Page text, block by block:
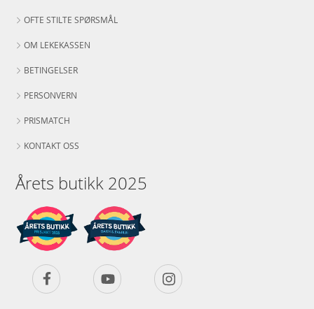
OFTE STILTE SPØRSMÅL
OM LEKEKASSEN
BETINGELSER
PERSONVERN
PRISMATCH
KONTAKT OSS
Årets butikk 2025